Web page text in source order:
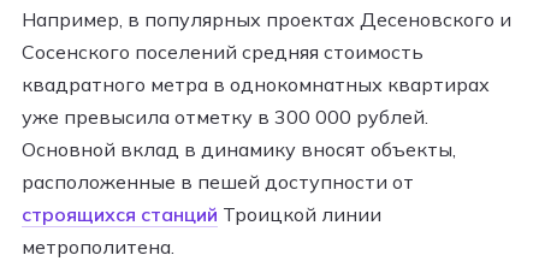
Например, в популярных проектах Десеновского и
Сосенского поселений средняя стоимость
квадратного метра в однокомнатных квартирах
уже превысила отметку в 300 000 рублей.
Основной вклад в динамику вносят объекты,
расположенные в пешей доступности от
строящихся станций Троицкой линии
метрополитена.